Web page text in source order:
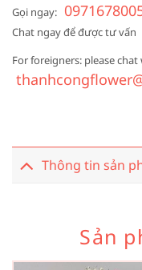
Gọi ngay:
Chat ngay để được tư vấn
For foreigners: please
Thông tin sản
Sản